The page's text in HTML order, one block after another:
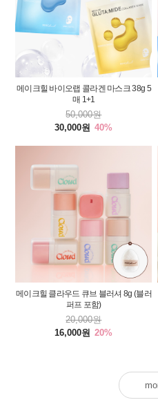
메이크힐 바이오랩 콜라겐 마스크 38g 5
매 1+1
50,000원
30,000원
40%
메이크힐 클라우드 큐브 블러셔 8g (블러
퍼프 포함)
20,000원
16,000원
20%